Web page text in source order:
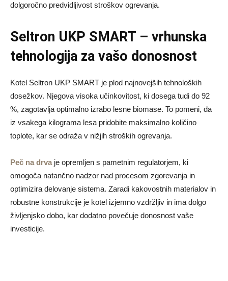
dolgoročno predvidljivost stroškov ogrevanja.
Seltron UKP SMART – vrhunska
tehnologija za vašo donosnost
Kotel Seltron UKP SMART je plod najnovejših tehnoloških
dosežkov. Njegova visoka učinkovitost, ki dosega tudi do 92
%, zagotavlja optimalno izrabo lesne biomase. To pomeni, da
iz vsakega kilograma lesa pridobite maksimalno količino
toplote, kar se odraža v nižjih stroških ogrevanja.
Peč na drva je opremljen s pametnim regulatorjem, ki
omogoča natančno nadzor nad procesom zgorevanja in
optimizira delovanje sistema. Zaradi kakovostnih materialov in
robustne konstrukcije je kotel izjemno vzdržljiv in ima dolgo
življenjsko dobo, kar dodatno povečuje donosnost vaše
investicije.